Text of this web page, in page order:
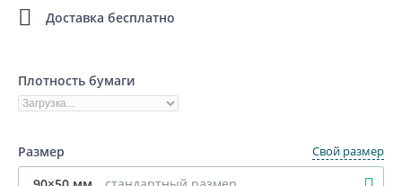
Доставка бесплатно
Плотность бумаги
Размер Свой размер